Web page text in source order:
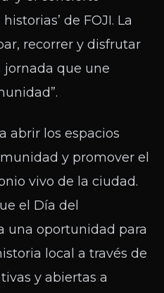
de FOJI. La
recorrer y disfrutar
que une
abrir los espacios
y promover el
vivo de la ciudad.
el Día del
una oportunidad para
local a través de
y abiertas a